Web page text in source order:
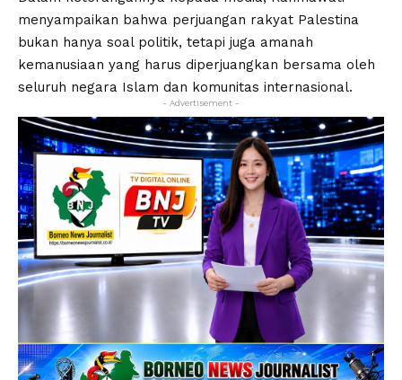
menyampaikan bahwa perjuangan rakyat Palestina
bukan hanya soal politik, tetapi juga amanah
kemanusiaan yang harus diperjuangkan bersama oleh
seluruh negara Islam dan komunitas internasional.
- Advertisement -